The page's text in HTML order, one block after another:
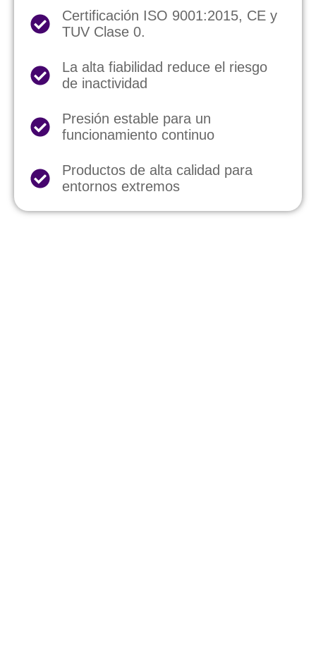
Certificación ISO 9001:2015, CE y
TUV Clase 0.
La alta fiabilidad reduce el riesgo
de inactividad
Presión estable para un
funcionamiento continuo
Productos de alta calidad para
entornos extremos